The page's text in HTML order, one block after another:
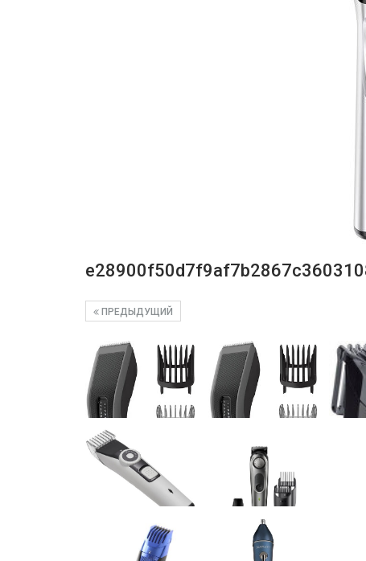
ПРЕДЫДУЩИЙ